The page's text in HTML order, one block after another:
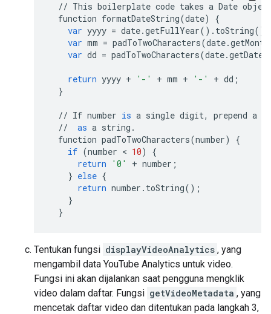
// This boilerplate code takes a Date
function formatDateString(date)
{
var yyyy = date.getFullYear() . toString();
var mm = padToTwoCharacters(date.getMonth
var dd = padToTwoCharacters(date.getDate
return yyyy + '-' + mm + '-' + dd ;
}
// If number is a single digit, prepend a
//
as a string .
function padToTwoCharacters(number)
{
if (number < 10)
{
return
'0' + number ;
} else {
return number . toString();
}
}
Tentukan fungsi displayVideoAnalytics , yang
mengambil data YouTube Analytics untuk video.
Fungsi ini akan dijalankan saat pengguna mengklik
video dalam daftar. Fungsi getVideoMetadata , yang
mencetak daftar video dan ditentukan pada langkah 3,